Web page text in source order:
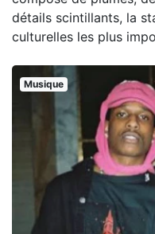
détails scintillants, la
culturelles les plus
Musique